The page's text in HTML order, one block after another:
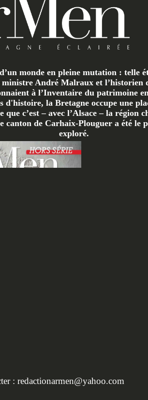
monde en pleine mutation : telle
André Malraux et l’historien
à l’Inventaire du patrimoine
d'histoire, la Bretagne occupe une
que c’est – avec l’Alsace – la région
canton de Carhaix-Plouguer a été le
exploré.
EN
: redactionarmen@yahoo.com